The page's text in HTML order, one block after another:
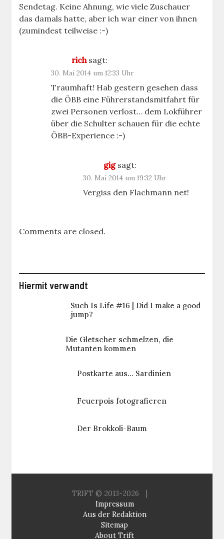
Sendetag. Keine Ahnung, wie viele Zuschauer
das damals hatte, aber ich war einer von ihnen
(zumindest teilweise :-)
rich sagt:
30. Mai 2014 um 12:33 Uhr
Traumhaft! Hab gestern gesehen dass
die ÖBB eine Führerstandsmitfahrt für
zwei Personen verlost… dem Lokführer
über die Schulter schauen für die echte
ÖBB-Experience :-)
gig sagt:
30. Mai 2014 um 19:32 Uhr
Vergiss den Flachmann net!
Comments are closed.
Hiermit verwandt
Such Is Life #16 | Did I make a good
jump?
Die Gletscher schmelzen, die
Mutanten kommen
Postkarte aus… Sardinien
Feuerpois fotografieren
Der Brokkoli-Baum
TRIFT © 2013-2026
Impressum
Aus der Redaktion
Sitemap
About Trift